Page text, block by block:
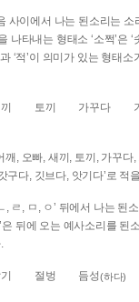
사이에서 나는 된소리는 소
나타내는 형태소 ‘소쩍’은 ‘
‘적’이 의미가 있는 형태소
토끼 가꾸다
깨, 오빠, 새끼, 토끼, 가꾸다,
구다, 깃브다, 앗기다’로 적
, ㄹ, ㅁ, ㅇ’ 뒤에서 나는 된
은 뒤에 오는 예사소리를 된
절벙 듬성(하다)